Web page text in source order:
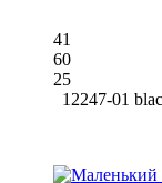
41
60
25
12247-01